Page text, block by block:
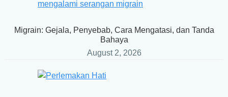
Migrain: Gejala, Penyebab, Cara Mengatasi, dan Tanda
Bahaya
August 2, 2026